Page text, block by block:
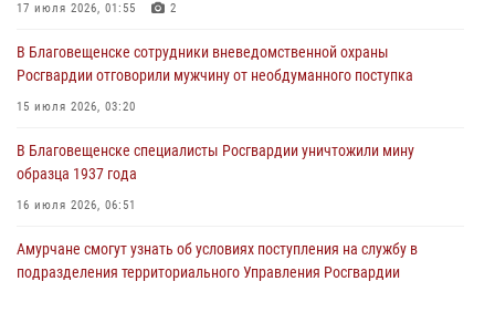
Координационного совета по вопросам частной охранной
деятельности при Управлении Росгвардии по Амурской области
21 июля 2026, 01:10
17 июля 2026, 01:55 2
В Благовещенске сотрудники вневедомственной охраны
Росгвардии отговорили мужчину от необдуманного поступка
15 июля 2026, 03:20
В Благовещенске специалисты Росгвардии уничтожили мину
образца 1937 года
16 июля 2026, 06:51
Амурчане смогут узнать об условиях поступления на службу в
подразделения территориального Управления Росгвардии